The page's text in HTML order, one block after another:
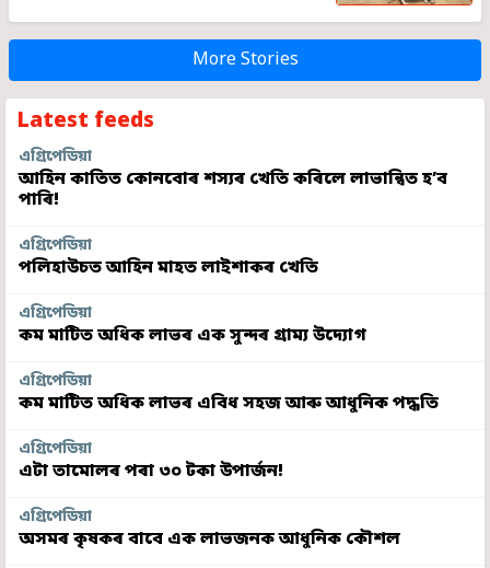
More Stories
Latest feeds
এগ্ৰিপেডিয়া
আহিন কাতিত কোনবোৰ শস্যৰ খেতি কৰিলে লাভান্বিত হ’ব
পাৰি!
এগ্ৰিপেডিয়া
পলিহাউচত আহিন মাহত লাইশাকৰ খেতি
এগ্ৰিপেডিয়া
কম মাটিত অধিক লাভৰ এক সুন্দৰ গ্ৰাম্য উদ্যোগ
এগ্ৰিপেডিয়া
কম মাটিত অধিক লাভৰ এবিধ সহজ আৰু আধুনিক পদ্ধতি
এগ্ৰিপেডিয়া
এটা তামোলৰ পৰা ৩০ টকা উপাৰ্জন!
এগ্ৰিপেডিয়া
অসমৰ কৃষকৰ বাবে এক লাভজনক আধুনিক কৌশল